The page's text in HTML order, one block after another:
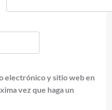
electrónico y sitio web en
vez que haga un